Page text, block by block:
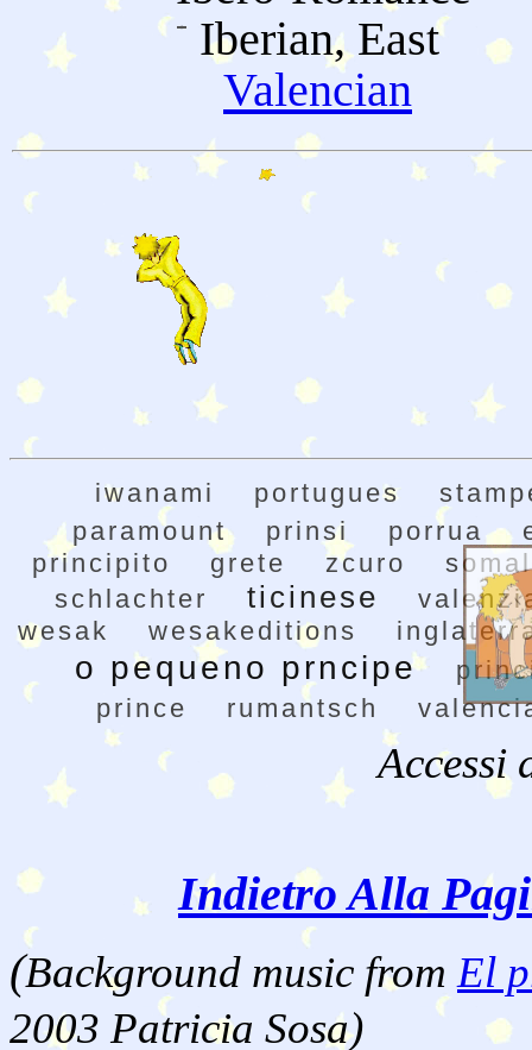
Iberian, East
Valencian
iwanami portugues
paramount
prinsi porrua
principito
grete zcuro
schlachter
ticinese
wesak
wesakeditions
o pequeno prncipe
prince
rumantsch
Accessi
Indietro Alla
(Background music from El
2003 Patricia Sosa)